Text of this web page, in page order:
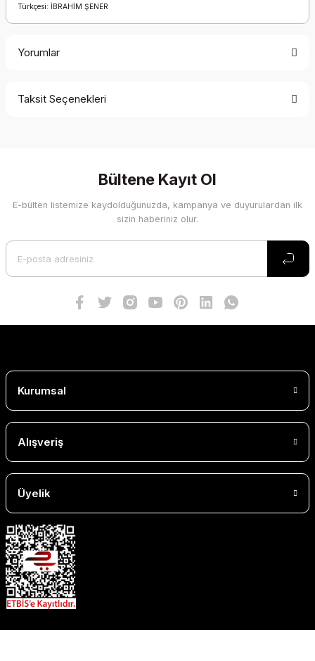
Türkçesi: İBRAHİM ŞENER
Yorumlar
Taksit Seçenekleri
Bültene Kayıt Ol
E-bülten listemize kaydolduğunuzda, kampanya ve duyurulardan ilk
sizin haberiniz olur.
Kurumsal
Alışveriş
Üyelik